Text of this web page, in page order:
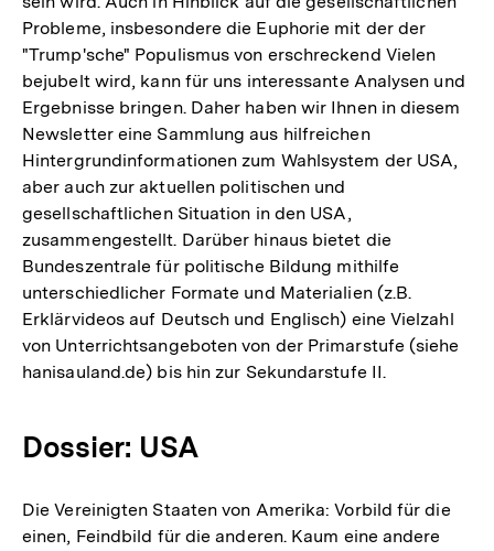
Probleme, insbesondere die Euphorie mit der der
"Trump'sche" Populismus von erschreckend Vielen
bejubelt wird, kann für uns interessante Analysen und
Ergebnisse bringen. Daher haben wir Ihnen in diesem
Newsletter eine Sammlung aus hilfreichen
Hintergrundinformationen zum Wahlsystem der USA,
aber auch zur aktuellen politischen und
gesellschaftlichen Situation in den USA,
zusammengestellt. Darüber hinaus bietet die
Bundeszentrale für politische Bildung mithilfe
unterschiedlicher Formate und Materialien (z.B.
Erklärvideos auf Deutsch und Englisch) eine Vielzahl
von Unterrichtsangeboten von der Primarstufe (siehe
hanisauland.de) bis hin zur Sekundarstufe II.
Dossier: USA
Die Vereinigten Staaten von Amerika: Vorbild für die
einen, Feindbild für die anderen. Kaum eine andere